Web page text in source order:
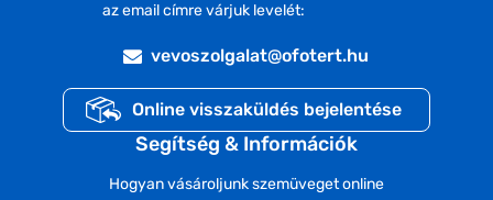
az email címre várjuk levelét:
vevoszolgalat@ofotert.hu
Online visszaküldés bejelentése
Segítség & Információk
Hogyan vásároljunk szemüveget online